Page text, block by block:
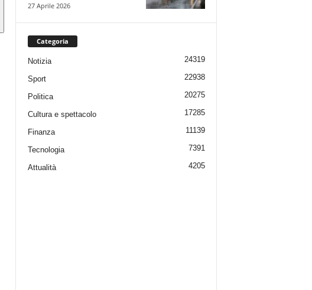
27 Aprile 2026
Categoria
Notizia 24319
Sport 22938
Politica 20275
Cultura e spettacolo 17285
Finanza 11139
Tecnologia 7391
Attualità 4205